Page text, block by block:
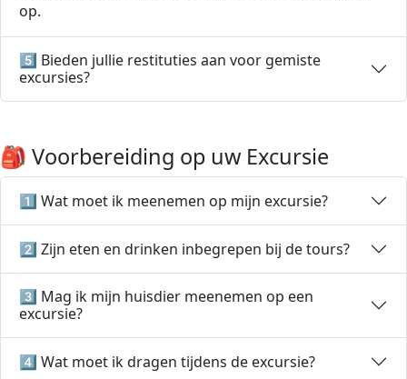
op.
5️⃣ Bieden jullie restituties aan voor gemiste
excursies?
🎒 Voorbereiding op uw Excursie
1️⃣ Wat moet ik meenemen op mijn excursie?
2️⃣ Zijn eten en drinken inbegrepen bij de tours?
3️⃣ Mag ik mijn huisdier meenemen op een
excursie?
4️⃣ Wat moet ik dragen tijdens de excursie?